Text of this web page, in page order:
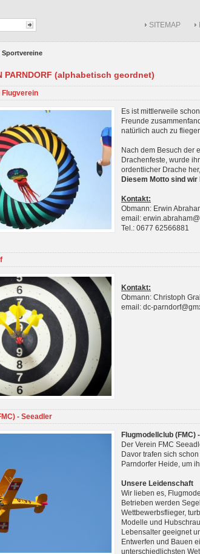
SITEMAP
Sportvereine
PARNDORF (alphabetisch geordnet)
Flugverein
Es ist mittlerweile
Freunde
natürlich auch zu
Nach dem Besuch der
Drachenfeste, wurde
ordentlicher Drache
Diesem Motto sind
Kontakt:
Obmann: Erwin
email:
Tel.: 0677 62566881
Kontakt:
Obmann: Christoph
email: dc-
- Seeadler
Flugmodellclub (FMC)
Der Verein FMC
Davor trafen sich
Parndorfer Heide, um
Unsere Leidenschaft
Wir lieben es,
Betrieben werden
Wettbewerbsflieger,
Modelle und
Lebensalter geeignet
Entwerfen und Bauen
unterschiedlichsten